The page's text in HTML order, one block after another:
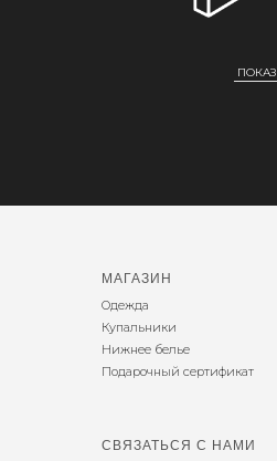
ПОКАЗ
МАГАЗИН
Одежда
Купальники
Нижнее белье
Подарочный сертификат
СВЯЗАТЬСЯ С НАМИ